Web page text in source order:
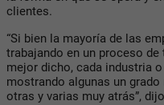
clientes.
“Si bien la mayoría de las
trabajando en un proceso
mejor dicho, cada industria
mostrando algunas un
otras y varias muy atrás”, dijo